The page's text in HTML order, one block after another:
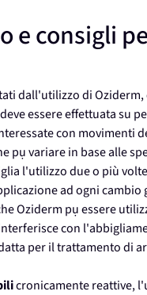
e consigli
dall'utilizzo di
essere effettuata su
con movimenti
pụ variare in base alle
l'utilizzo due o più
ad ogni
Oziderm pụ essere
con
per il trattamento di
cronicamente reattive,